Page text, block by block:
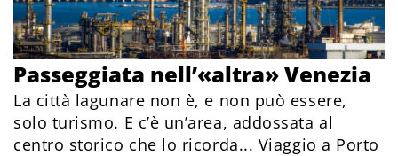
Passeggiata nell’«altra» Venezia
La città lagunare non è, e non può essere,
solo turismo. E c’è un’area, addossata al
centro storico che lo ricorda... Viaggio a Porto